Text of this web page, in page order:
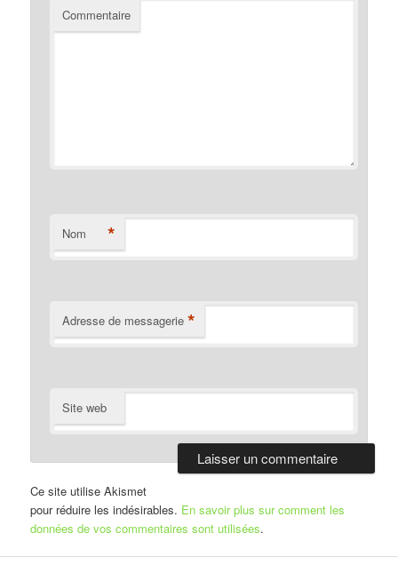
Commentaire
Nom *
Adresse de messagerie *
Site web
Ce site utilise Akismet
pour réduire les indésirables. En savoir plus sur comment les
données de vos commentaires sont utilisées.